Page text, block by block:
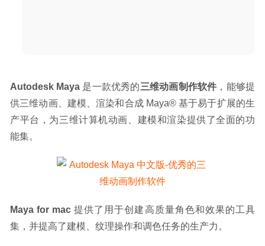
Autodesk Maya 是一款优秀的三维动画制作软件 ，能够提
供三维动画、建模、渲染和合成 Maya® 基于易于扩展的生
产平台，为三维计算机动画、建模和渲染提供了全面的功
能集。
Maya for mac 提供了用于创建高质量角色和效果的工具
集，并提高了建模、纹理操作和调色任务的生产力。